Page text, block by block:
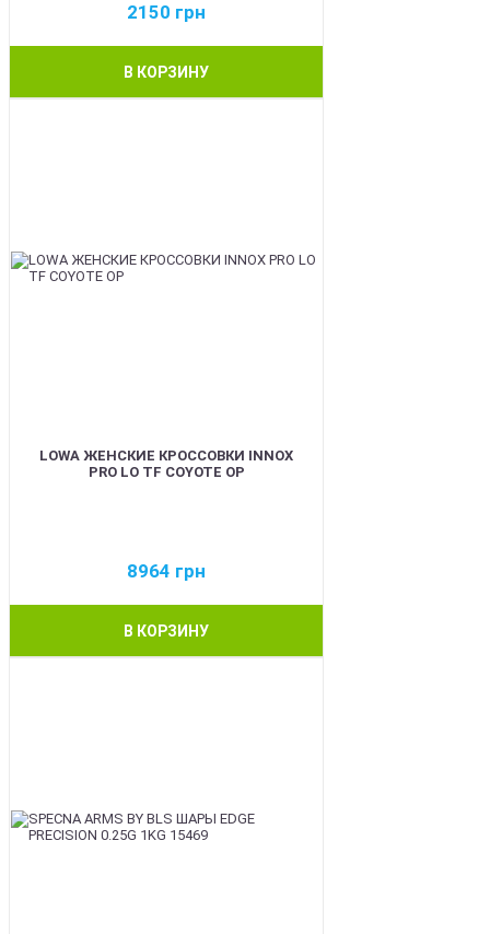
2150 грн
В КОРЗИНУ
LOWA ЖЕНСКИЕ КРОССОВКИ INNOX
PRO LO TF COYOTE OP
8964 грн
В КОРЗИНУ